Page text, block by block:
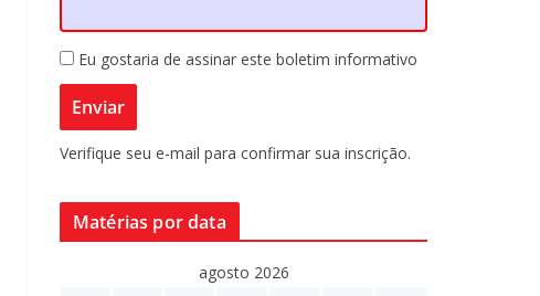
Eu gostaria de assinar este boletim informativo
Verifique seu e-mail para confirmar sua inscrição.
Matérias por data
agosto 2026